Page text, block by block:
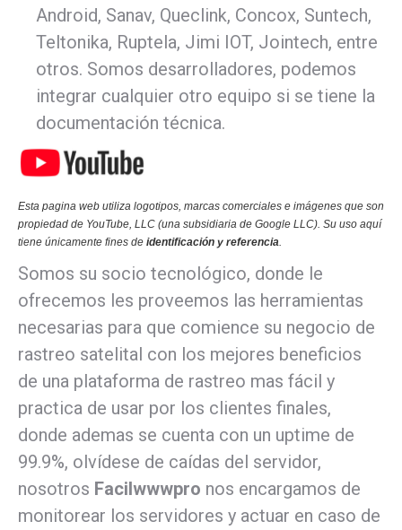
Android, Sanav, Queclink, Concox, Suntech,
Teltonika, Ruptela, Jimi IOT, Jointech, entre
otros. Somos desarrolladores, podemos
integrar cualquier otro equipo si se tiene la
documentación técnica.
Esta pagina web utiliza logotipos, marcas comerciales e imágenes que son
propiedad de YouTube, LLC (una subsidiaria de Google LLC). Su uso aquí
tiene únicamente fines de identificación y referencia
Somos su socio tecnológico, donde le
ofrecemos les proveemos las herramientas
necesarias para que comience su negocio de
rastreo satelital con los mejores beneficios
de una plataforma de rastreo mas fácil y
practica de usar por los clientes finales,
donde ademas se cuenta con un uptime de
99.9%, olvídese de caídas del servidor,
nosotros Facilwwwpro nos encargamos de
monitorear los servidores y actuar en caso de